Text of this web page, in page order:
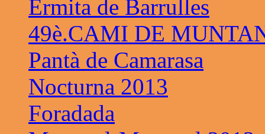
Ermita de Barrulles
49è.CAMI DE
Pantà de Camarasa
Nocturna 2013
Foradada